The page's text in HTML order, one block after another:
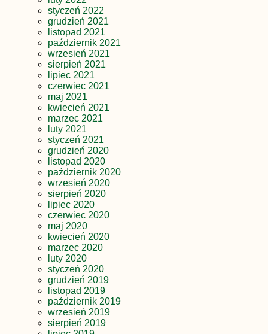
styczeń 2022
grudzień 2021
listopad 2021
październik 2021
wrzesień 2021
sierpień 2021
lipiec 2021
czerwiec 2021
maj 2021
kwiecień 2021
marzec 2021
luty 2021
styczeń 2021
grudzień 2020
listopad 2020
październik 2020
wrzesień 2020
sierpień 2020
lipiec 2020
czerwiec 2020
maj 2020
kwiecień 2020
marzec 2020
luty 2020
styczeń 2020
grudzień 2019
listopad 2019
październik 2019
wrzesień 2019
sierpień 2019